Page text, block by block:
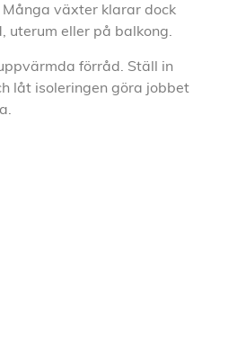
växter klarar dock
uterum eller på balkong.
förråd. Ställ in
låt isoleringen göra jobbet